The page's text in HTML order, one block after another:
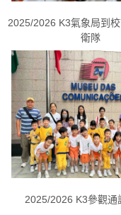
2025/2026 K3氣象局到
衛隊
2025/2026 K3參觀通